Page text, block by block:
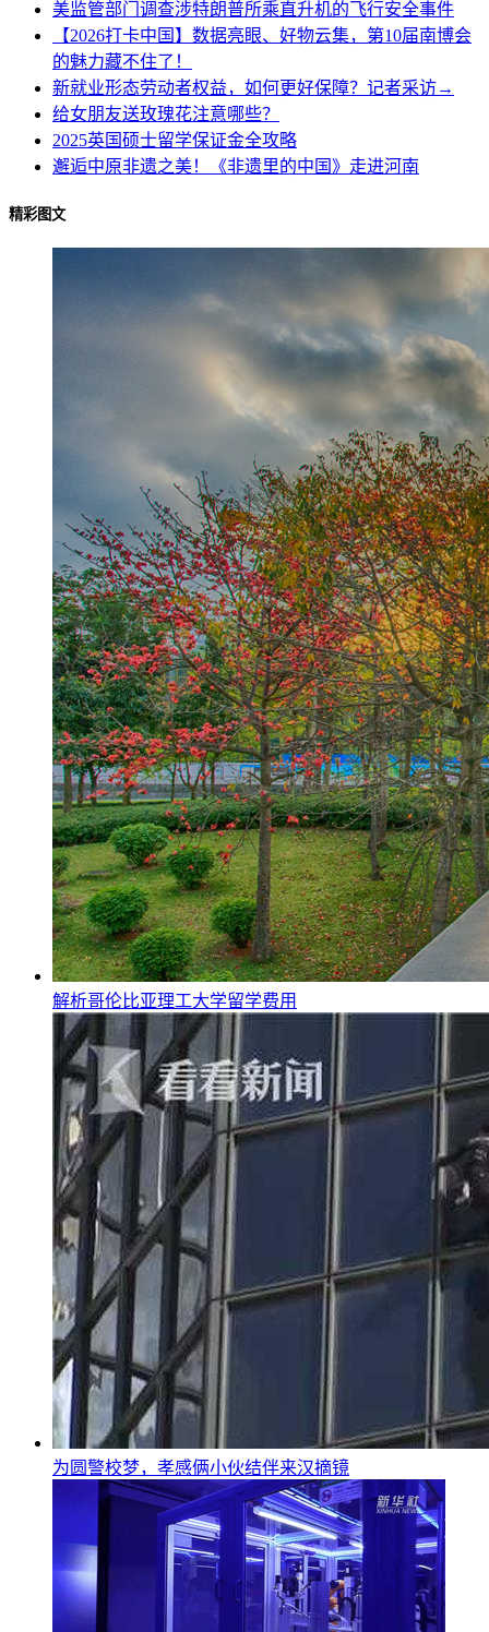
美监管部门调查涉特朗普所乘直升机的飞行安全事件
【2026打卡中国】数据亮眼、好物云集，第10届南博会
的魅力藏不住了！
新就业形态劳动者权益，如何更好保障？记者采访→
给女朋友送玫瑰花注意哪些？
2025英国硕士留学保证金全攻略
邂逅中原非遗之美！《非遗里的中国》走进河南
精彩图文
解析哥伦比亚理工大学留学费用
为圆警校梦，孝感俩小伙结伴来汉摘镜